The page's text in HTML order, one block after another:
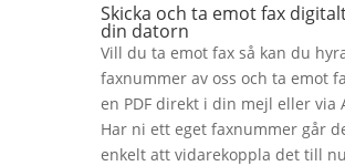
Skicka och ta emot fax
din datorn
Vill du ta emot fax så kan du
faxnummer av oss och ta emot
en PDF direkt i din mejl eller via
Har ni ett eget faxnummer går
enkelt att vidarekoppla det till